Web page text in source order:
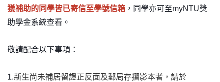
獲補助的同學皆已寄信至學號信箱 ，同學亦可至myNTU獎
助學金系統查看。
敬請配合以下事項：
1.新生尚未補居留證正反面及郵局存摺影本者，請於